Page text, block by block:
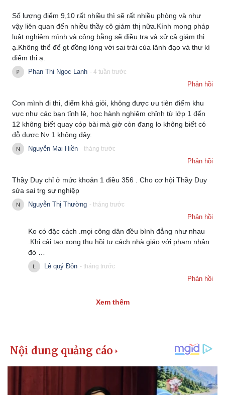
Thể thao
Thế giới thể thao
eSports
Hậu trường
Ô tô - Xe máy
Tư vấn
Số lượng điểm 9,10 rất nhiều thì sẽ rất nhiều phòng và như
vậy liên quan đến nhiều thầy cô giám thị nữa.Kính mong pháp
luật nghiêm mình và công bằng sẽ điều tra và xử cả giám thị
ạ.Không thể để gt đồng lòng với sai trái của lãnh đạo và thư kí
điểm thi ạ.
Phan Thi Ngoc Lanh - 4 tuần trước
Phản hồi
Con mình đi thi, điểm khá giỏi, không được ưu tiên điểm khu
vực như các bạn tỉnh lẻ, học hành nghiêm chỉnh từ lớp 1 đến
12 không biết quay cóp bài mà giờ còn đang lo không biết có
đỗ được Nv 1 không đây.
Nguyễn Mai Hiền - tháng trước
Phản hồi
Thầy Duy chỉ ở mức khoản 1 điều 356 . Cho cơ hội Thầy Duy
sửa sai trg sự nghiệp
Nguyễn Thị Thường - tháng trước
Phản hồi
Ko có đặc cách .mọi công dân đều bình đẳng như nhau
.Khi cải tạo xong thu hồi tư cách nhà giáo với phạm nhân
đó …
Lê quý Đôn - tháng trước
Phản hồi
Xem thêm